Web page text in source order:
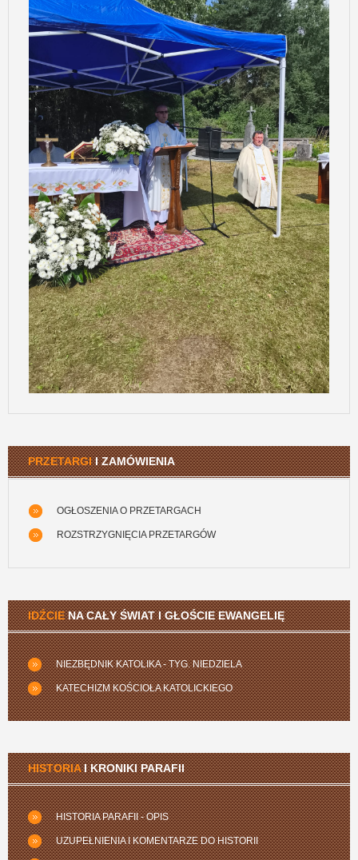
PRZETARGII ZAMÓWIENIA
OGŁOSZENIA O PRZETARGACH
ROZSTRZYGNIĘCIA PRZETARGÓW
IDŹCIENA CAŁY ŚWIAT I GŁOŚCIE EWANGELIĘ
NIEZBĘDNIK KATOLIKA - TYG. NIEDZIELA
KATECHIZM KOŚCIOŁA KATOLICKIEGO
HISTORIAI KRONIKI PARAFII
HISTORIA PARAFII - OPIS
UZUPEŁNIENIA I KOMENTARZE DO HISTORII